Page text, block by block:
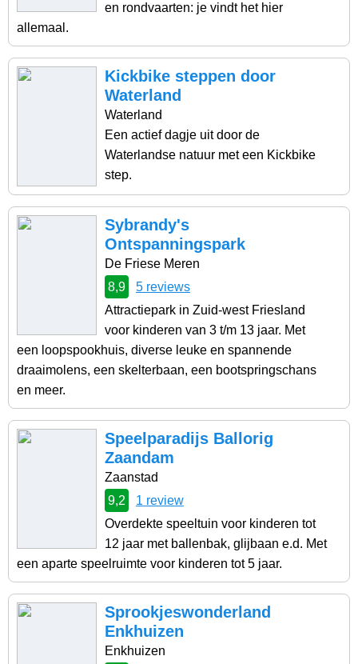
en rondvaarten: je vindt het hier
allemaal.
Kickbike steppen door
Waterland
Waterland
Een actief dagje uit door de
Waterlandse natuur met een Kickbike
step.
Sybrandy's
Ontspanningspark
De Friese Meren
8,9
5 reviews
Attractiepark in Zuid-west Friesland
voor kinderen van 3 t/m 13 jaar. Met
een loopspookhuis, diverse leuke en spannende
draaimolens, een skelterbaan, een bootspringschans
en meer.
Speelparadijs Ballorig
Zaandam
Zaanstad
9,2
1 review
Overdekte speeltuin voor kinderen tot
12 jaar met ballenbak, glijbaan e.d. Met
een aparte speelruimte voor kinderen tot 5 jaar.
Sprookjeswonderland
Enkhuizen
Enkhuizen